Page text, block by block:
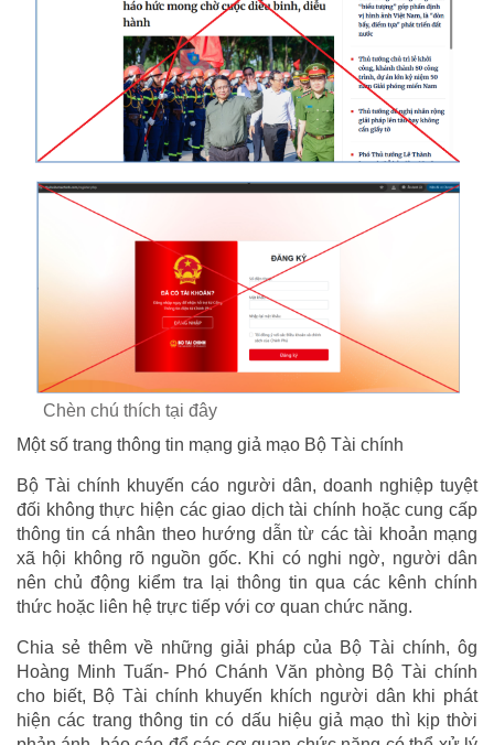
Chèn chú thích tại đây
Một số trang thông tin mạng giả mạo Bộ Tài chính
Bộ Tài chính khuyến cáo người dân, doanh nghiệp tuyệt
đối không thực hiện các giao dịch tài chính hoặc cung cấp
thông tin cá nhân theo hướng dẫn từ các tài khoản mạng
xã hội không rõ nguồn gốc. Khi có nghi ngờ, người dân
nên chủ động kiểm tra lại thông tin qua các kênh chính
thức hoặc liên hệ trực tiếp với cơ quan chức năng.
Chia sẻ thêm về những giải pháp của Bộ Tài chính, ôg
Hoàng Minh Tuấn- Phó Chánh Văn phòng Bộ Tài chính
cho biết, Bộ Tài chính khuyến khích người dân khi phát
hiện các trang thông tin có dấu hiệu giả mạo thì kịp thời